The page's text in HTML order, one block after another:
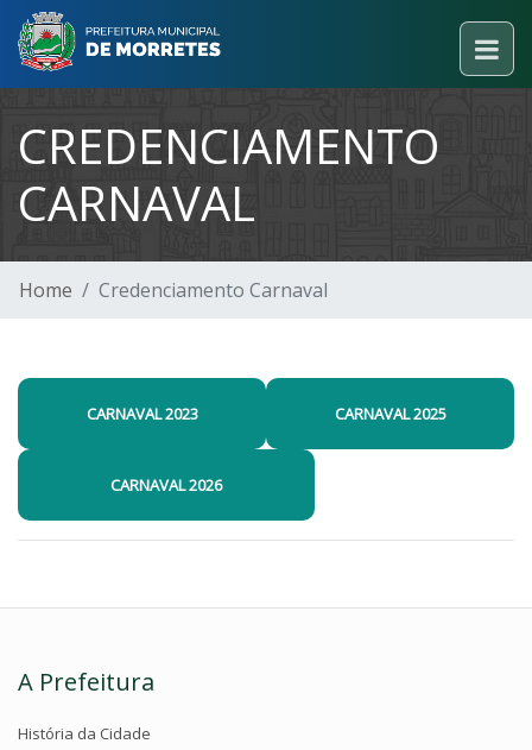
CREDENCIAMENTO
CARNAVAL
Home Credenciamento Carnaval
CARNAVAL 2023 CARNAVAL 2025
CARNAVAL 2026
A Prefeitura
História da Cidade